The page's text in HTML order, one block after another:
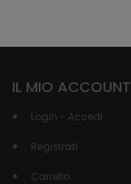
IL MIO ACCOUNT
Login - Accedi
Registrati
Carrello